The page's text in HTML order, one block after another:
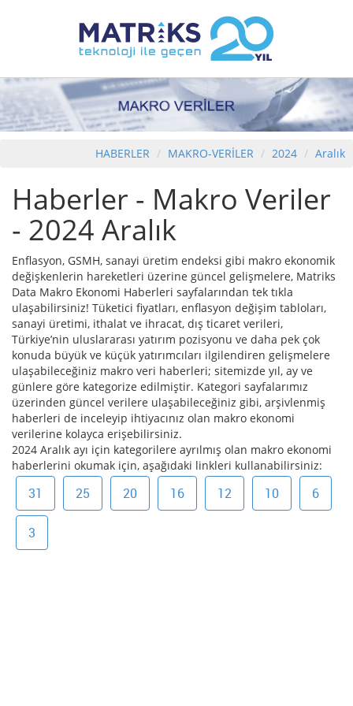
HABERLER MAKRO-VERİLER 2024 Aralık
Haberler - Makro Veriler
- 2024 Aralık
Enflasyon, GSMH, sanayi üretim endeksi gibi makro ekonomik
değişkenlerin hareketleri üzerine güncel gelişmelere, Matriks
Data Makro Ekonomi Haberleri sayfalarından tek tıkla
ulaşabilirsiniz! Tüketici fiyatları, enflasyon değişim tabloları,
sanayi üretimi, ithalat ve ihracat, dış ticaret verileri,
Türkiye’nin uluslararası yatırım pozisyonu ve daha pek çok
konuda büyük ve küçük yatırımcıları ilgilendiren gelişmelere
ulaşabileceğiniz makro veri haberleri; sitemizde yıl, ay ve
günlere göre kategorize edilmiştir. Kategori sayfalarımız
üzerinden güncel verilere ulaşabileceğiniz gibi, arşivlenmiş
haberleri de inceleyip ihtiyacınız olan makro ekonomi
verilerine kolayca erişebilirsiniz.
2024 Aralık ayı için kategorilere ayrılmış olan makro ekonomi
haberlerini okumak için, aşağıdaki linkleri kullanabilirsiniz:
31 25 20 16 12 10 6
3